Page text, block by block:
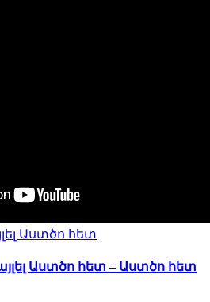
Աստծո հետ
Աստծո հետ – Աստծո հետ